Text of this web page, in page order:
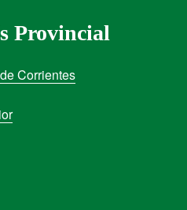
Provincial
Corrientes